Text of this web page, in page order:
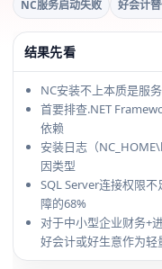
NC服务启动失败
好会计
结果先看
NC安装不上本质是服
首要排查.NET
依赖
安装日志（
因类型
SQL Server连接权限
障的68%
对于中小型企业财务+
好会计或好生意作为轻